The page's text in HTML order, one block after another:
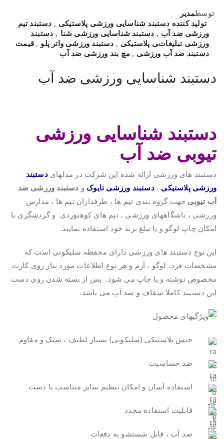
توسطمدیر
تولید کننده دستبند شناسایی ورزشی پلاستیکی , دستبند تیم
ورزشی ضد آب , دستبند شناسایی ورزشی شنا , دستبند
ورزشی تبلیغاتی پلاستیکی , دستبند ورزشی واتر پلو ,قیمت
دستبند ضد آب ورزشی ,مچ بند ورزشی ضد آب
دستبند شناسایی ورزشی ضد آب
دستبند شناسایی ورزشی
تیوبی ضد آب
دستبند های ورزشی ارائه شده این شرکت در مدلهایدستبند
ورزشی پلاستیکی ،دستبند ورزشی تایوک و دستبند ورزشی ضد
آب تیوبی جهت گروه بندی تیم ها ، طرفداران تیم ها ، مدارس
ورزشی ، باشگاههای ورزشی ، تیم های کوهنوردی و گردشگری با
امکان چاپ لوگو و یا تبلغ برند خود استفاده نمایید.
این نوع دستبند های ورزشی دارای محفظه سلیکونی است که
مشخصات فرد، لوگو ، آرم و هر نوع اطلاعات مورد نیاز روی کارت
مخصوص نوشته و یا چاپ می شود. پس از بسته شدن روی دست
این دستبند کاملا شفاف و ضد آب می باشد.
جنس پلاستیکی (سلیکونی) بسیار لطیف ، سبک و مقاوم
ضد حساسیت
استفاده آسان و امکان تنظیم سایز متناسب با دست
قابلیت استفاده مجدد
ضد آب ، قابل شستشو به دفعات